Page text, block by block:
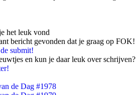
het leuk vond
bericht gevonden dat je graag op FOK!
submit!
en kun je daar leuk over schrijven?
de Dag #1978